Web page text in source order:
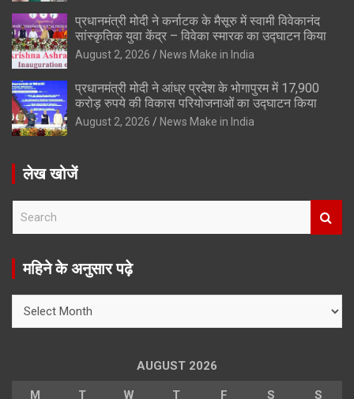
प्रधानमंत्री मोदी ने कर्नाटक के मैसूरु में स्वामी विवेकानंद
सांस्कृतिक युवा केंद्र – विवेका स्मारक का उद्घाटन किया
August 2, 2026 News Make in India
प्रधानमंत्री मोदी ने आंध्र प्रदेश के भोगापुरम में 17,900
करोड़ रुपये की विकास परियोजनाओं का उद्घाटन किया
August 2, 2026 News Make in India
लेख खोजें
r
महिने के अनुसार पढ़े
AUGUST 2026
M T W T F S S